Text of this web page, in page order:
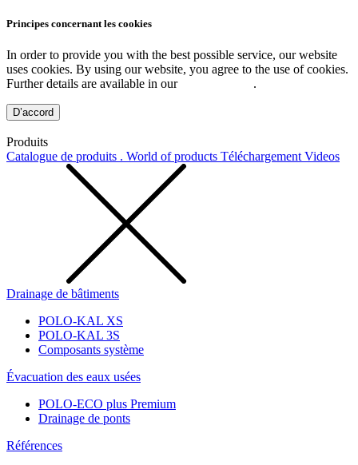
Principes concernant les cookies
In order to provide you with the best possible service, our website
uses cookies. By using our website, you agree to the use of cookies.
Further details are available in our
.
D’accord
Produits
Catalogue de produits . World of products Téléchargement Videos
Drainage de bâtiments
POLO-KAL XS
POLO-KAL 3S
Composants système
Évacuation des eaux usées
POLO-ECO plus Premium
Drainage de ponts
Références